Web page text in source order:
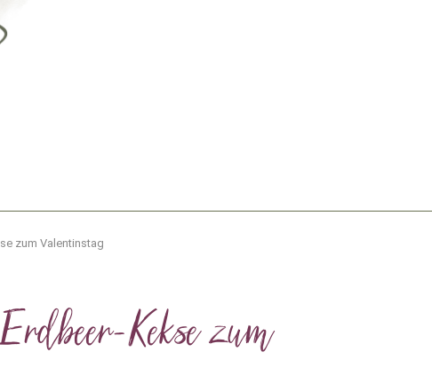
zum Valentinstag
Kekse zum